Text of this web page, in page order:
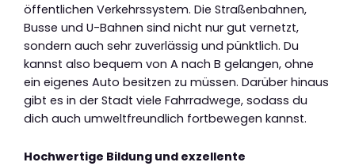
öffentlichen Verkehrssystem. Die Straßenbahnen,
Busse und U-Bahnen sind nicht nur gut vernetzt,
sondern auch sehr zuverlässig und pünktlich. Du
kannst also bequem von A nach B gelangen, ohne
ein eigenes Auto besitzen zu müssen. Darüber hinaus
gibt es in der Stadt viele Fahrradwege, sodass du
dich auch umweltfreundlich fortbewegen kannst.
Hochwertige Bildung und exzellente